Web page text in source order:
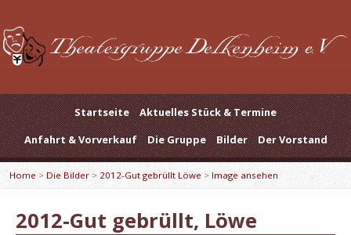
Startseite
Aktuelles Stück & Termine
Anfahrt & Vorverkauf
Die Gruppe Bilder Der Vorstand
Home > Die Bilder> 2012-Gut gebrüllt Löwe> Image ansehen
2012-Gut gebrüllt, Löwe